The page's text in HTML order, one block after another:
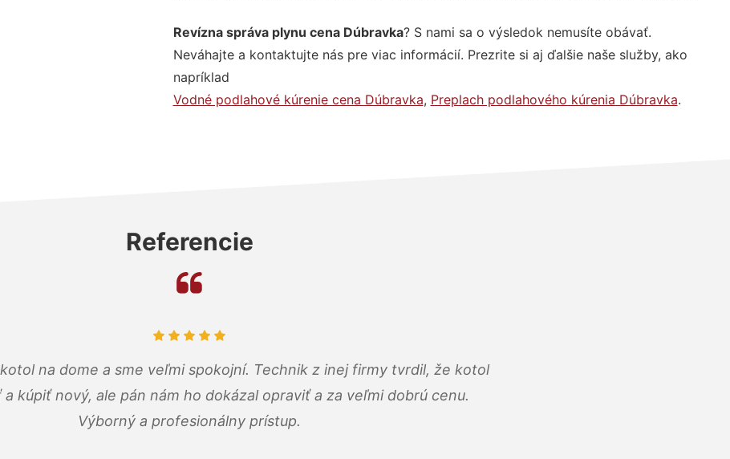
Revízna správa plynu cena Dúbravka? S nami sa o výsledok nemusíte obávať.
Neváhajte a kontaktujte nás pre viac informácií. Prezrite si aj ďalšie naše služby, ako
napríklad
Vodné podlahové kúrenie cena Dúbravka, Preplach podlahového kúrenia Dúbravka.
Referencie
na dome a sme veľmi spokojní. Technik z inej firmy tvrdil, že kotol
kúpiť nový, ale pán nám ho dokázal opraviť a za veľmi dobrú cenu.
Výborný a profesionálny prístup.